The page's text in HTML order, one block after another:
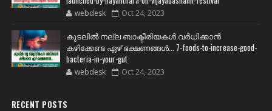
webdesk Oct 24, 2023
കുടലിൽ നല്ല ബാക്ടീരിയകൾ വര്‍ധിക്കാന്‍
കഴിക്കേണ്ട ഏഴ് ഭക്ഷണങ്ങള്‍... 7-foods-to-increase-good-
bacteria-in-your-gut
webdesk Oct 24, 2023
RECENT POSTS